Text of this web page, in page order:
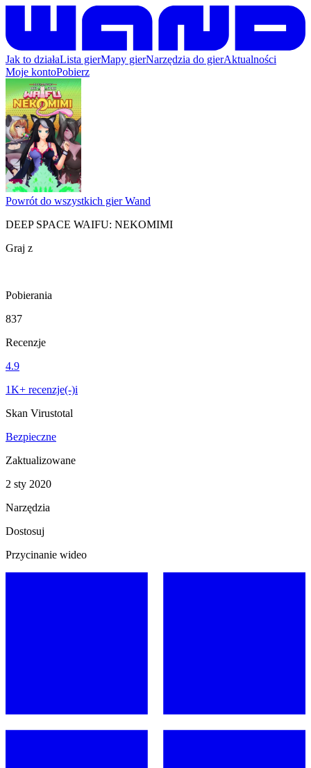
Jak to działaLista gierMapy gierNarzędzia do gierAktualności
Moje kontoPobierz
Powrót do wszystkich gier Wand
DEEP SPACE WAIFU: NEKOMIMI
Graj z
Pobierania
837
Recenzje
4.9
1K+ recenzje(-)i
Skan Virustotal
Bezpieczne
Zaktualizowane
2 sty 2020
Narzędzia
Dostosuj
Przycinanie wideo